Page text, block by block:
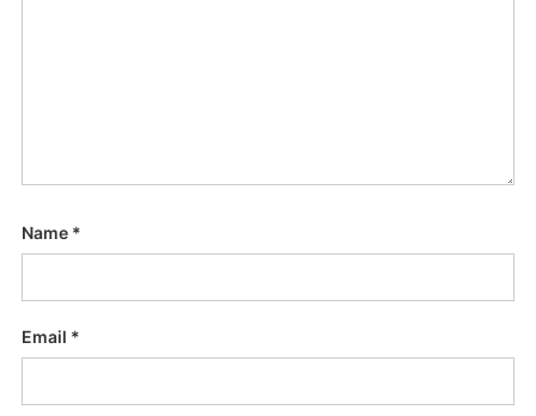
Name *
Email *